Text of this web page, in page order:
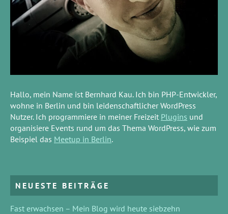
Hallo, mein Name ist Bernhard Kau. Ich bin PHP-Entwickler,
wohne in Berlin und bin leidenschaftlicher WordPress
Nutzer. Ich programmiere in meiner Freizeit Plugins und
organisiere Events rund um das Thema WordPress, wie zum
Beispiel das Meetup in Berlin.
NEUESTE BEITRÄGE
Fast erwachsen – Mein Blog wird heute siebzehn